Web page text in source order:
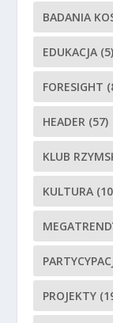
BADANIA
EDUKACJA (5)
FORESIGHT
HEADER (57)
KLUB
KULTURA
PROJEKTY